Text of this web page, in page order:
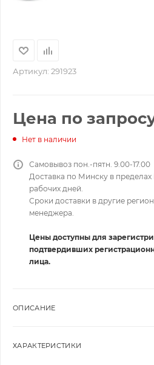
Артикул: 291923
Цена по
Нет в наличии
Самовывоз пон.-пятн. 9.00-17.00
Доставка по Минску в
рабочих дней.
Сроки доставки в другие
менеджера.
Цены доступны для
подтвердивших
лица.
ОПИСАНИЕ
ХАРАКТЕРИСТИКИ